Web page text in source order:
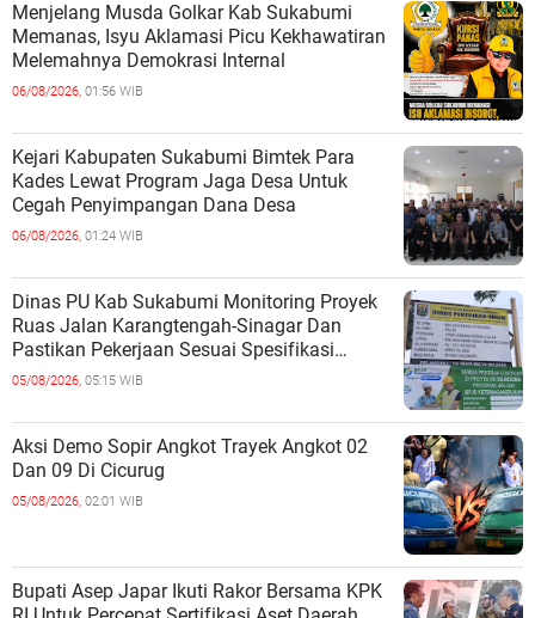
Menjelang Musda Golkar Kab Sukabumi
Memanas, Isyu Aklamasi Picu Kekhawatiran
Melemahnya Demokrasi Internal
06/08/2026, 01:56 WIB
Kejari Kabupaten Sukabumi Bimtek Para
Kades Lewat Program Jaga Desa Untuk
Cegah Penyimpangan Dana Desa
06/08/2026, 01:24 WIB
Dinas PU Kab Sukabumi Monitoring Proyek
Ruas Jalan Karangtengah-Sinagar Dan
Pastikan Pekerjaan Sesuai Spesifikasi
Teknis
05/08/2026, 05:15 WIB
Aksi Demo Sopir Angkot Trayek Angkot 02
Dan 09 Di Cicurug
05/08/2026, 02:01 WIB
Bupati Asep Japar Ikuti Rakor Bersama KPK